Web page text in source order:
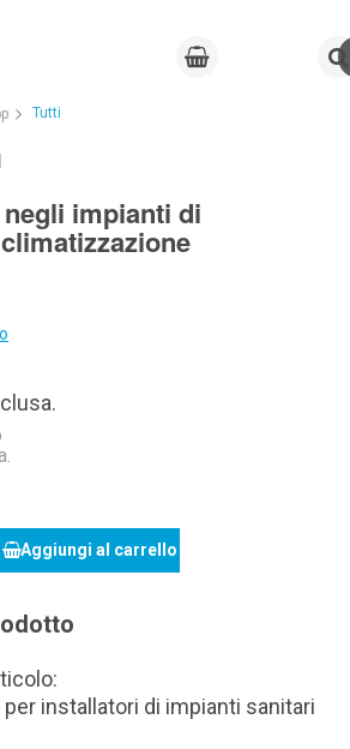
Tutti
impianti di
Aggiungi al carrello
installatori di impianti sanitari